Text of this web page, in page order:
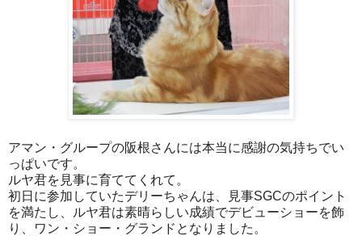
アマン・グループの阪根さんには本当に感謝の気持ちでい
っぱいです。
ルヤ君を見事に育ててくれて。
初日に参加していたデリーちゃんは、見事SGCのポイント
を満たし、ルヤ君は素晴らしい成績でデビューショーを飾
り、ワン・ショー・グランドとなりました。